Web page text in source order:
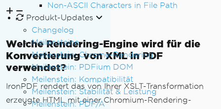
Non-ASCII Characters in File Path
Produkt-Updates
Changelog
Meilensteine
Meilenstein: Chrome-Rendering
Meilenstein: PDFium DOM
Meilenstein: Kompatibilität
Meilenstein: Stabilität & Leistung
Meilenstein: PDF/A
Welche Rendering-Engine wird für die
Konvertierung von XML in PDF
verwendet?
IronPDF rendert das von Ihrer XSLT-Transformation
erzeugte HTML mit einer Chromium-Rendering-